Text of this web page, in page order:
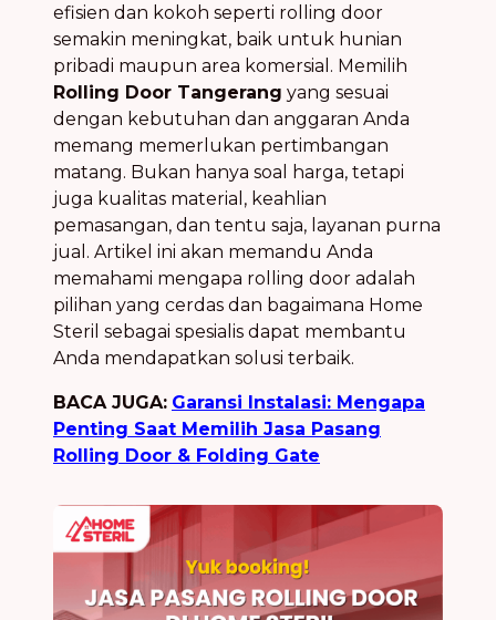
efisien dan kokoh seperti rolling door
semakin meningkat, baik untuk hunian
pribadi maupun area komersial. Memilih
Rolling Door Tangerang yang sesuai
dengan kebutuhan dan anggaran Anda
memang memerlukan pertimbangan
matang. Bukan hanya soal harga, tetapi
juga kualitas material, keahlian
pemasangan, dan tentu saja, layanan purna
jual. Artikel ini akan memandu Anda
memahami mengapa rolling door adalah
pilihan yang cerdas dan bagaimana Home
Steril sebagai spesialis dapat membantu
Anda mendapatkan solusi terbaik.
BACA JUGA: Garansi Instalasi: Mengapa
Penting Saat Memilih Jasa Pasang
Rolling Door & Folding Gate